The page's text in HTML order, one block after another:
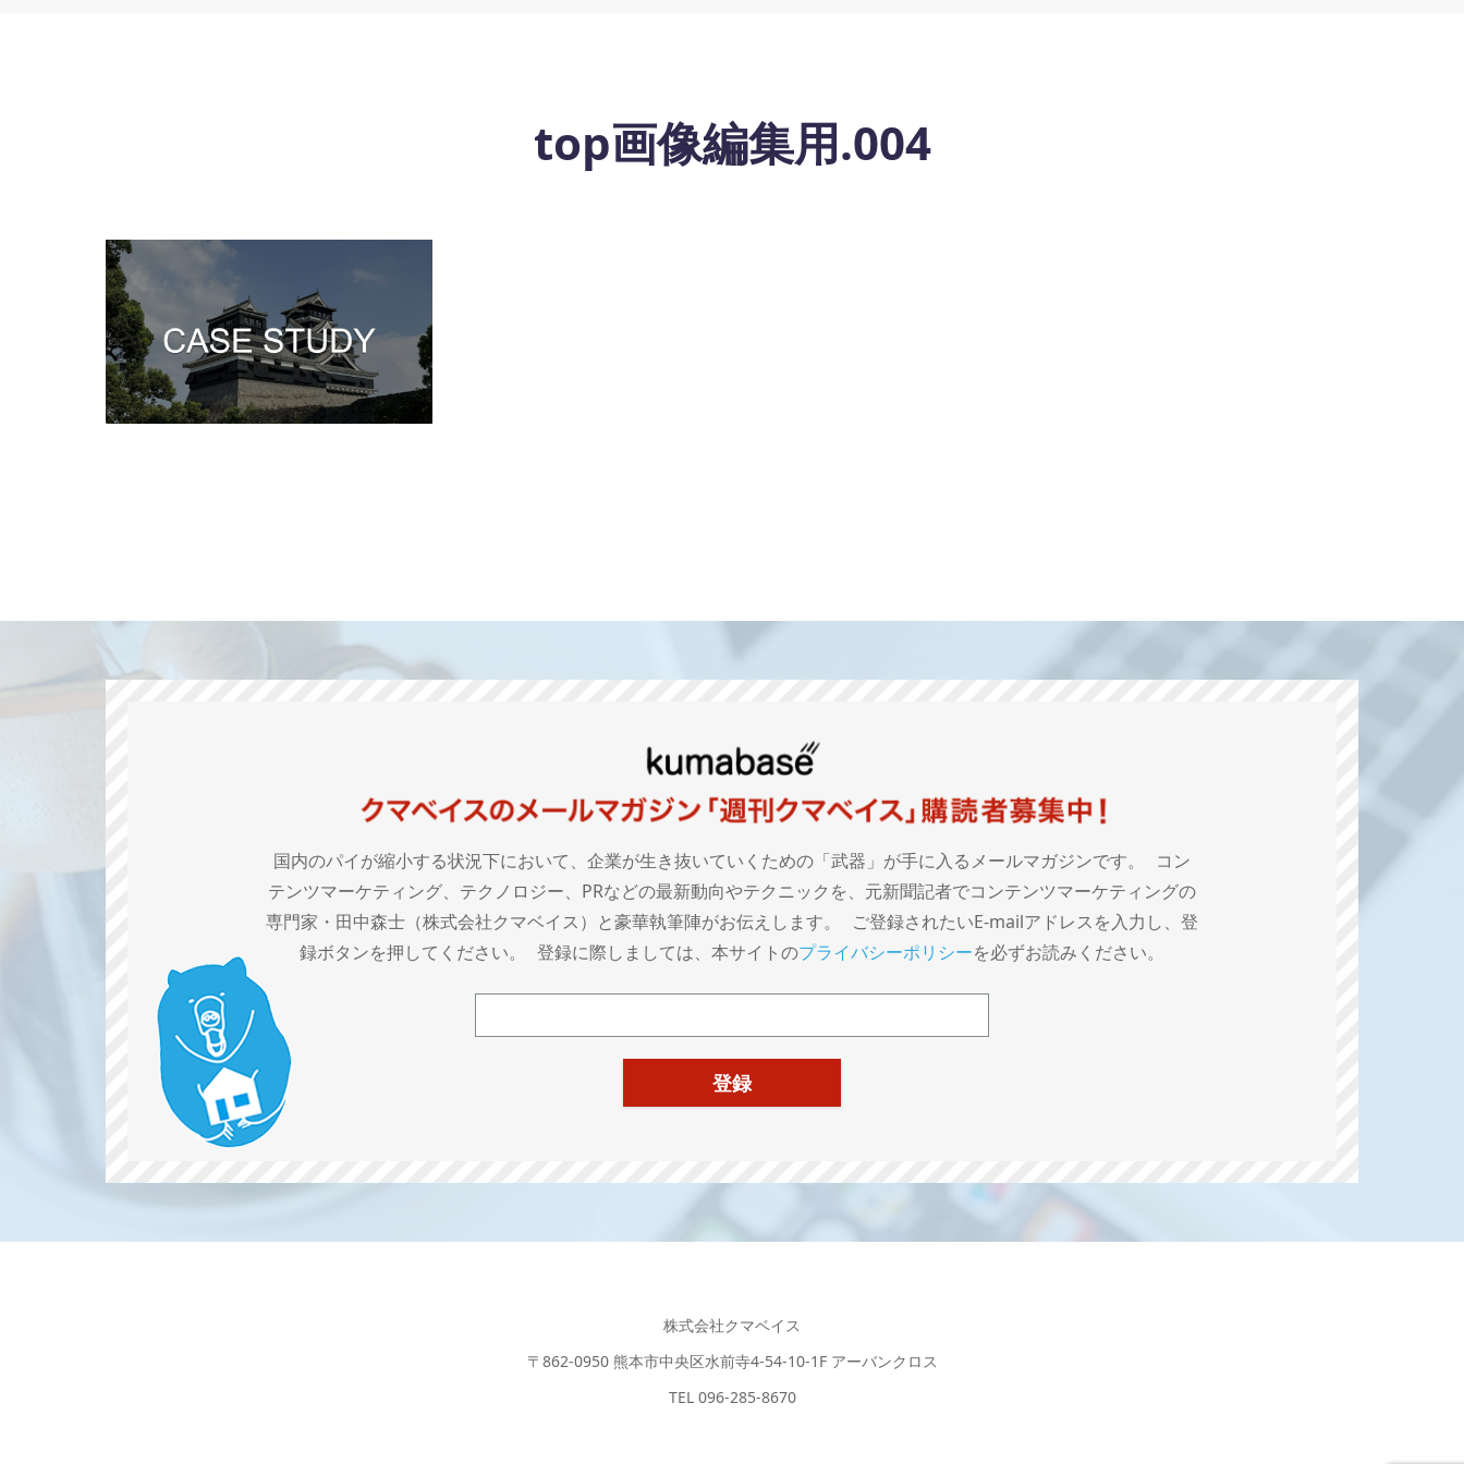
top画像編集用.004
国内のパイが縮小する状況下において、企業が生き抜いていくための「武器」が手に入るメールマガジンです。 コン
テンツマーケティング、テクノロジー、PRなどの最新動向やテクニックを、元新聞記者でコンテンツマーケティングの
専門家・田中森士（株式会社クマベイス）と豪華執筆陣がお伝えします。 ご登録されたいE-mailアドレスを入力し、登
録ボタンを押してください。 登録に際しましては、本サイトのプライバシーポリシーを必ずお読みください。
株式会社クマベイス
〒862-0950 熊本市中央区水前寺4-54-10-1F アーバンクロス
TEL 096-285-8670